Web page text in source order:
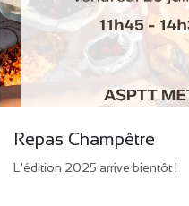
Repas Champêtre
L'édition 2025 arrive bientôt !